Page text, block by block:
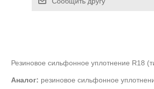
Резиновое сильфонное уплотнение R18
Аналог: резиновое сильфонное